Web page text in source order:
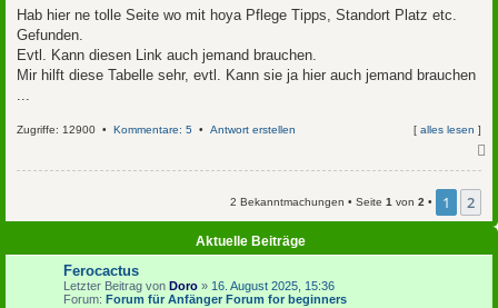
r
a
g
Hab hier ne tolle Seite wo mit hoya Pflege Tipps, Standort Platz etc.
Gefunden.
Evtl. Kann diesen Link auch jemand brauchen.
Mir hilft diese Tabelle sehr, evtl. Kann sie ja hier auch jemand brauchen
Zugriffe: 12900 • Kommentare: 5 • Antwort erstellen [ alles lesen ]
b
n
2 Bekanntmachungen • Seite 1 von 2 • 1 2
Aktuelle Beiträge
Ferocactus
Letzter Beitrag von Doro » 16. August 2025, 15:36
Forum: Forum für Anfänger Forum for beginners